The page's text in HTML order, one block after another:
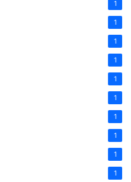
1
1
1
1
1
1
1
1
1
1